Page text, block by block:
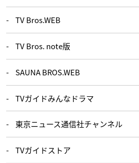
TV Bros.WEB
TV Bros. note版
SAUNA BROS.WEB
TVガイドみんなドラマ
東京ニュース通信社チャンネル
TVガイドストア